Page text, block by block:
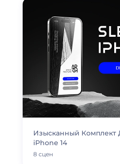
Изысканный Комплект
iPhone 14
8 сцен